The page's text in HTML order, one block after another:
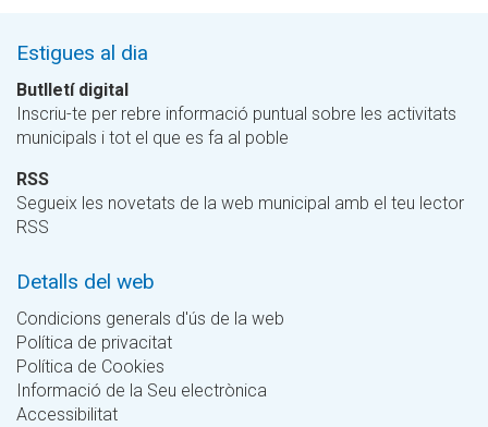
Estigues al dia
Butlletí digital
Inscriu-te per rebre informació puntual sobre les activitats
municipals i tot el que es fa al poble
RSS
Segueix les novetats de la web municipal amb el teu lector
RSS
Detalls del web
Condicions generals d'ús de la web
Política de privacitat
Política de Cookies
Informació de la Seu electrònica
Accessibilitat